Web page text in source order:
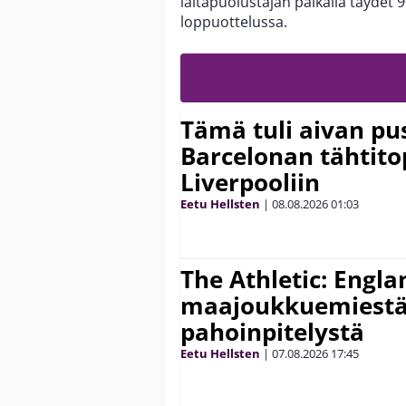
loppuottelussa.
Tämä tuli aivan
Barcelonan
Liverpooliin
Eetu Hellsten | 08.08.202601:03
The Athletic:
pahoinpitelystä
Eetu Hellsten | 07.08.2026 17:45